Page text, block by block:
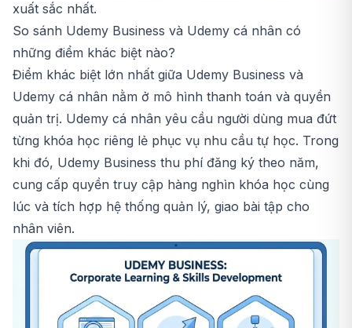
xuất sắc nhất.
So sánh Udemy Business và Udemy cá nhân có
những điểm khác biệt nào?
Điểm khác biệt lớn nhất giữa Udemy Business và
Udemy cá nhân nằm ở mô hình thanh toán và quyền
quản trị. Udemy cá nhân yêu cầu người dùng mua đứt
từng khóa học riêng lẻ phục vụ nhu cầu tự học. Trong
khi đó, Udemy Business thu phí đăng ký theo năm,
cung cấp quyền truy cập hàng nghìn khóa học cùng
lúc và tích hợp hệ thống quản lý, giao bài tập cho
nhân viên.